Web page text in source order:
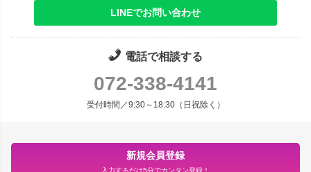
LINEでお問い合わせ
電話で相談する
072-338-4141
受付時間／9:30～18:30（日祝除く）
新規会員登録
入力するだけ5分でカンタン登録！